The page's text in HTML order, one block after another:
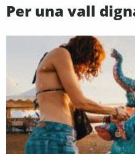
Per una vall